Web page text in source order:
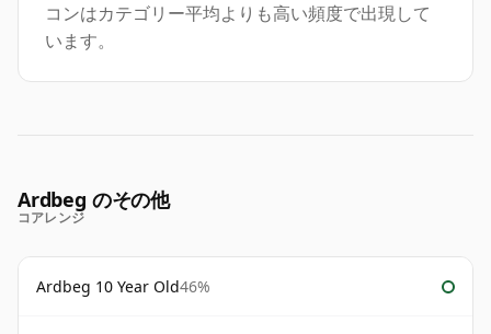
コンはカテゴリー平均よりも高い頻度で出現して
います。
Ardbeg のその他
コアレンジ
Ardbeg 10 Year Old46%